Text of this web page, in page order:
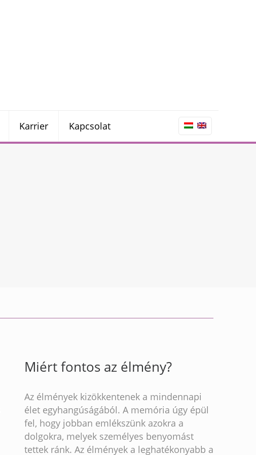
Karrier Kapcsolat
Miért fontos az élmény?
Az élmények kizökkentenek a mindennapi
élet egyhangúságából. A memória úgy épül
fel, hogy jobban emlékszünk azokra a
dolgokra, melyek személyes benyomást
tettek ránk. Az élmények a leghatékonyabb a